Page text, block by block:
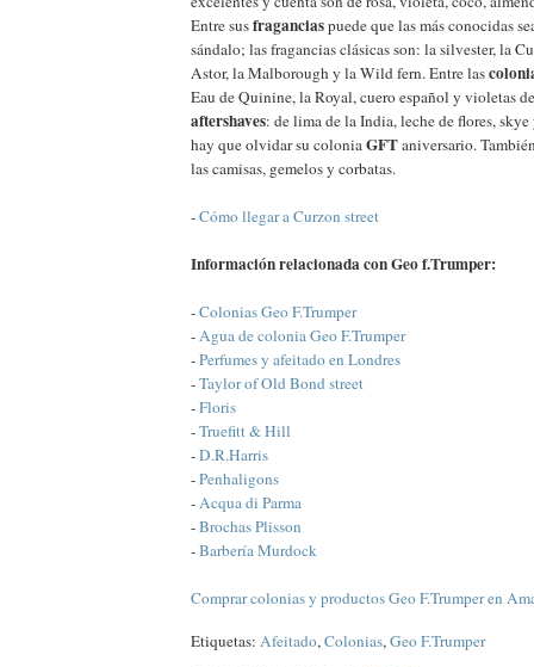
Entre susfraganciaspuede que las más conocidas
sándalo; las fragancias clásicas son: la silvester, la
Astor, la Malborough y la Wild fern. Entre las
Eau de Quinine, la Royal, cuero español y violetas
aftershaves: de lima de la India, leche de flores,
hay que olvidar su coloniaGFTaniversario.
las camisas, gemelos y corbatas.
-Cómo llegar a Curzon street
Información relacionada con Geo f.Trumper:
-Colonias Geo F.Trumper
-Agua de colonia Geo F.Trumper
-Perfumes y afeitado en Londres
-Taylor of Old Bond street
-Floris
-Truefitt & Hill
-D.R.Harris
-Penhaligons
-Acqua di Parma
-Brochas Plisson
-Barbería Murdock
Comprar colonias y productos Geo F.Trumper en
Etiquetas: Afeitado,Colonias,Geo F.Trumper